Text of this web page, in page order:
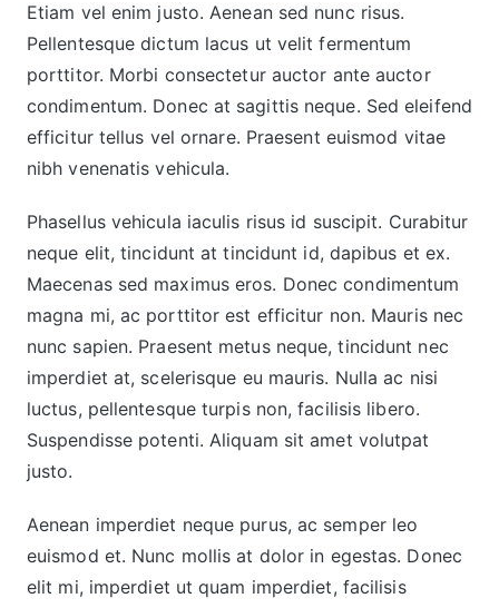
Etiam vel enim justo. Aenean sed nunc risus.
Pellentesque dictum lacus ut velit fermentum
porttitor. Morbi consectetur auctor ante auctor
condimentum. Donec at sagittis neque. Sed eleifend
efficitur tellus vel ornare. Praesent euismod vitae
nibh venenatis vehicula.
Phasellus vehicula iaculis risus id suscipit. Curabitur
neque elit, tincidunt at tincidunt id, dapibus et ex.
Maecenas sed maximus eros. Donec condimentum
magna mi, ac porttitor est efficitur non. Mauris nec
nunc sapien. Praesent metus neque, tincidunt nec
imperdiet at, scelerisque eu mauris. Nulla ac nisi
luctus, pellentesque turpis non, facilisis libero.
Suspendisse potenti. Aliquam sit amet volutpat
justo.
Aenean imperdiet neque purus, ac semper leo
euismod et. Nunc mollis at dolor in egestas. Donec
elit mi, imperdiet ut quam imperdiet, facilisis